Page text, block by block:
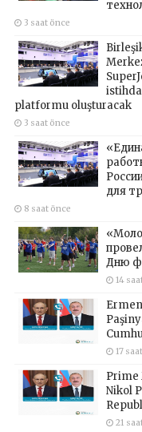
3 saat önce
platformu oluşturacak
3 saat önce
для
8 saat önce
Дню
14
17
Prime
Nikol
21